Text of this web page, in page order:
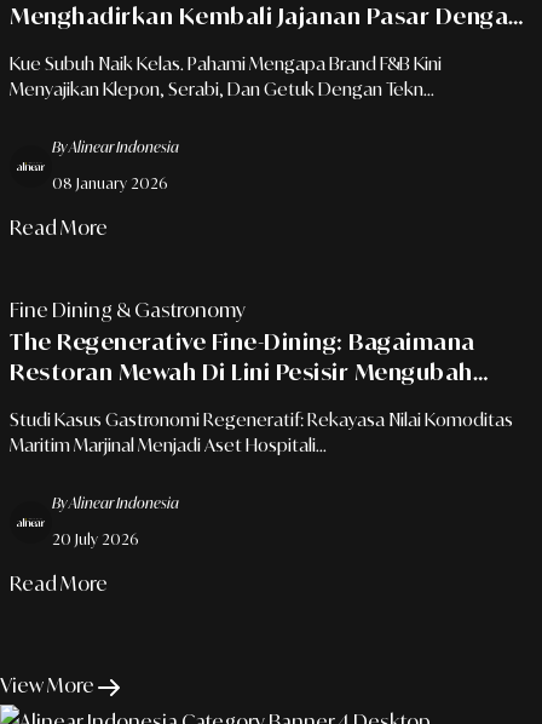
Menghadirkan Kembali Jajanan Pasar Dengan
Kue Subuh Naik Kelas. Pahami Mengapa Brand F&B Kini
Menyajikan Klepon, Serabi, Dan Getuk Dengan Tekn...
By Alinear Indonesia
08 January 2026
Read More
Fine Dining & Gastronomy
The Regenerative Fine-Dining: Bagaimana
Restoran Mewah Di Lini Pesisir Mengubah
Tinggi
Studi Kasus Gastronomi Regeneratif: Rekayasa Nilai Komoditas
Maritim Marjinal Menjadi Aset Hospitali...
By Alinear Indonesia
20 July 2026
Read More
View More